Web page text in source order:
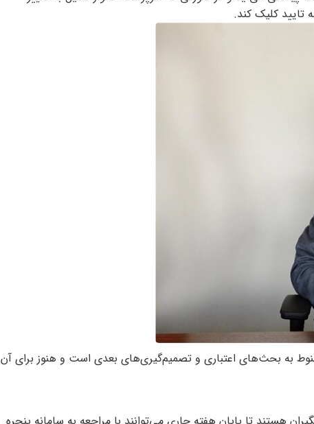
تایید کلیک کند.
به بحث‌های اعتباری و تصمیم‌گیری‌های بعدی است و هنوز برای آن